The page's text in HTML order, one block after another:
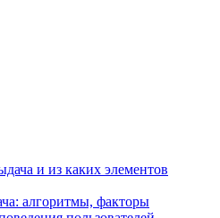
и из каких элементов
алгоритмы, факторы